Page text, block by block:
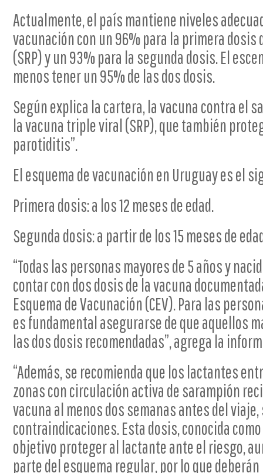
Actualmente, el país mantiene niveles
vacunación con un 96% para la primera
(SRP) y un 93% para la segunda dosis. El
menos tener un 95% de las dos dosis.
Según explica la cartera, la vacuna contra el
la vacuna triple viral (SRP), que también
parotiditis”.
El esquema de vacunación en Uruguay es el
Primera dosis: a los 12 meses de edad.
Segunda dosis: a partir de los 15 meses de
“Todas las personas mayores de 5 años y
contar con dos dosis de la vacuna
Esquema de Vacunación (CEV). Para las
es fundamental asegurarse de que aquellos
las dos dosis recomendadas”, agrega la
“Además, se recomienda que los lactantes
zonas con circulación activa de sarampión
vacuna al menos dos semanas antes del
contraindicaciones. Esta dosis, conocida
objetivo proteger al lactante ante el riesgo,
parte del esquema regular, por lo que